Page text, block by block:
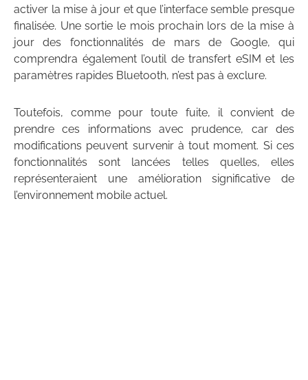
activer la mise à jour et que l’interface semble presque
finalisée. Une sortie le mois prochain lors de la mise à
jour des fonctionnalités de mars de Google, qui
comprendra également l’outil de transfert eSIM et les
paramètres rapides Bluetooth, n’est pas à exclure.
Toutefois, comme pour toute fuite, il convient de
prendre ces informations avec prudence, car des
modifications peuvent survenir à tout moment. Si ces
fonctionnalités sont lancées telles quelles, elles
représenteraient une amélioration significative de
l’environnement mobile actuel.